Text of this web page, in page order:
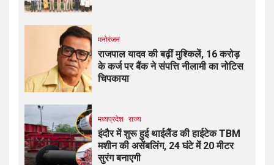
मनोरंजन
राजपाल यादव की बढ़ीं मुश्किलें, ₹16 करोड़
के कर्ज पर बैंक ने संपत्ति नीलामी का नोटिस
चिपकाया
मध्यप्रदेश राज्य
इंदौर में शुरू हुई थाईलैंड की हाईटेक TBM
मशीन की असेंबलिंग, 24 घंटे में 20 मीटर
सुरंग बनाएगी